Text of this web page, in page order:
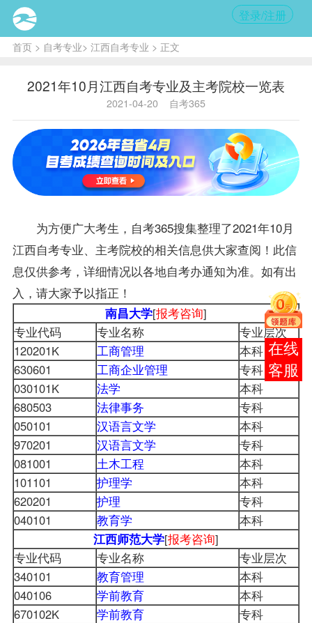
登录/注册
首页> 自考专业> 江西自考专业 > 正文
2021年10月江西自考专业及主考院校一览表
2021-04-20 自考365
为方便广大考生，自考365搜集整理了2021年10月
江西自考专业、主考院校的相关信息供大家查阅！此信
息仅供参考，详细情况以各地自考办通知为准。如有出
入，请大家予以指正！
南昌大学[报考咨询]
专业代码
专业名称
专业层次
120201K
工商管理
本科
630601
工商企业管理
专科
030101K
法学
本科
680503
法律事务
专科
050101
汉语言文学
本科
970201
汉语言文学
专科
081001
土木工程
本科
101101
护理学
本科
620201
护理
专科
040101
教育学
本科
江西师范大学[报考咨询]
专业代码
专业名称
专业层次
340101
教育管理
本科
040106
学前教育
本科
670102K
学前教育
专科
报考
咨询